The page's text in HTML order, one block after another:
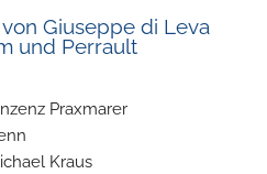
Giuseppe di Leva
und Perrault
Praxmarer
Kraus